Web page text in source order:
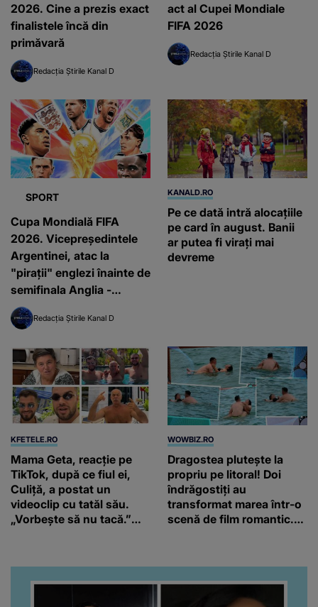
2026. Cine a prezis exact
finalistele încă din
primăvară
Redacția Știrile Kanal D
act al Cupei Mondiale
FIFA 2026
Redacția Știrile Kanal D
SPORT
Cupa Mondială FIFA
2026. Vicepreședintele
Argentinei, atac la
"pirații" englezi înainte de
semifinala Anglia -
Argentina
Redacția Știrile Kanal D
KANALD.RO
Pe ce dată intră alocațiile
pe card în august. Banii
ar putea fi virați mai
devreme
KFETELE.RO
Mama Geta, reacție pe
TikTok, după ce fiul ei,
Culiță, a postat un
videoclip cu tatăl său.
„Vorbește să nu tacă.”
WOWBIZ.RO
Dragostea plutește la
propriu pe litoral! Doi
îndrăgostiți au
transformat marea într-o
scenă de film romantic.